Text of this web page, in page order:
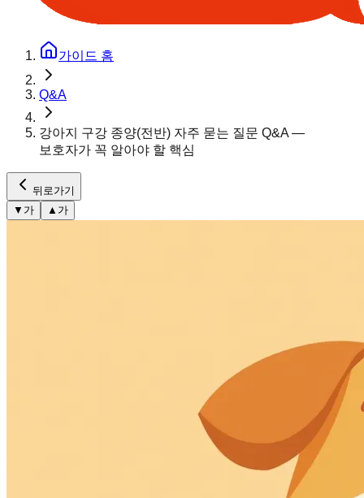
가이드 홈
Q&A
강아지 구강 종양(전반) 자주 묻는 질문 Q&A —
보호자가 꼭 알아야 할 핵심
뒤로가기
▼ 가 ▲ 가